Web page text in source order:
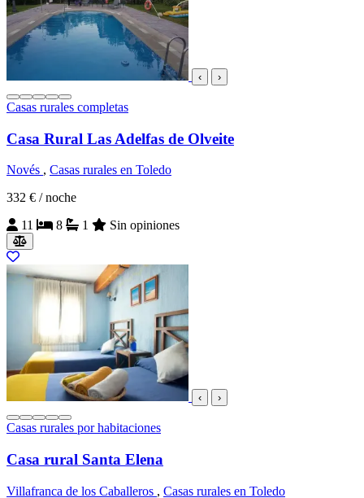
‹ ›
Casas rurales completas
Casa Rural Las Adelfas de Olveite
Novés , Casas rurales en Toledo
332 € / noche
11
8 1 Sin opiniones
‹ ›
Casas rurales por habitaciones
Casa rural Santa Elena
Villafranca de los Caballeros , Casas rurales en Toledo